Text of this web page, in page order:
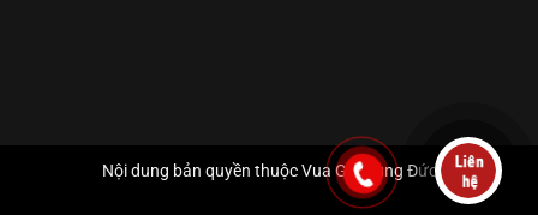
Nội dung bản quyền thuộc Vua Gia Dụng Đức